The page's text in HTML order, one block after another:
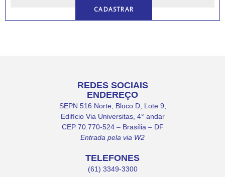
REDES SOCIAIS
ENDEREÇO
SEPN 516 Norte, Bloco D, Lote 9,
Edifício Via Universitas, 4° andar
CEP 70.770-524 – Brasília – DF
Entrada pela via W2
TELEFONES
(61) 3349-3300